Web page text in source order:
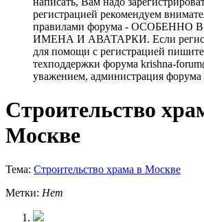
регистрацией рекомендуем
правилами форума - ОСОБЕННО
ИМЕНА И АВАТАРКИ. Если
для помощи с регистрацией пишите
техподдержки форума krishna-
уважением, администрация
Строительство
Москве
Тема: Строительство храма в Москве
Метки: Нет